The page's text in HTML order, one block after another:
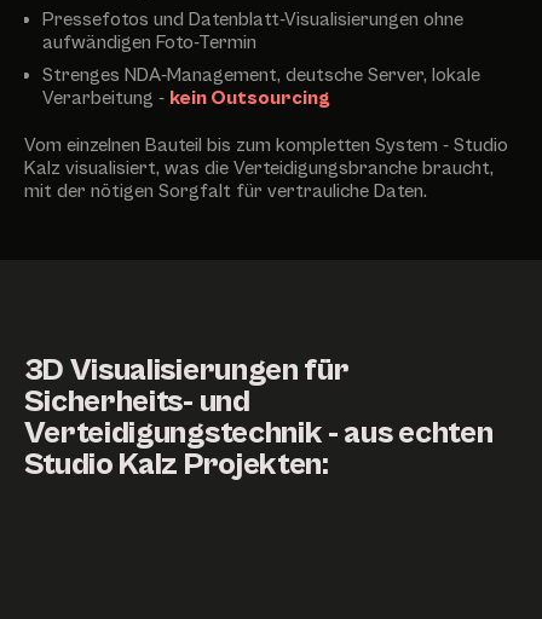
Pressefotos und Datenblatt-Visualisierungen ohne
aufwändigen Foto-Termin
Strenges NDA-Management, deutsche Server, lokale
Verarbeitung - kein Outsourcing
Vom einzelnen Bauteil bis zum kompletten System - Studio
Kalz visualisiert, was die Verteidigungsbranche braucht,
mit der nötigen Sorgfalt für vertrauliche Daten.
3D Visualisierungen für
Sicherheits- und
Verteidigungstechnik - aus echten
Studio Kalz Projekten: